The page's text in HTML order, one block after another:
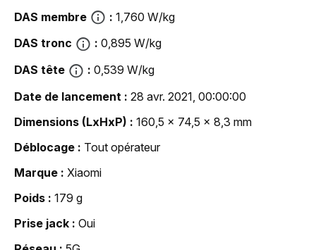
DAS membre
1,760 W/kg
DAS tronc
0,895 W/kg
DAS tête
0,539 W/kg
Date de lancement
28 avr. 2021, 00:00:00
Dimensions (LxHxP)
160,5 x 74,5 x 8,3 mm
Déblocage
Tout opérateur
Marque
Xiaomi
Poids
179 g
Prise jack
Oui